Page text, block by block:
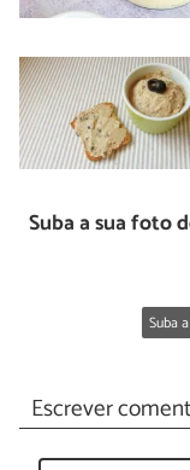
Suba a sua foto
Suba
Escrever